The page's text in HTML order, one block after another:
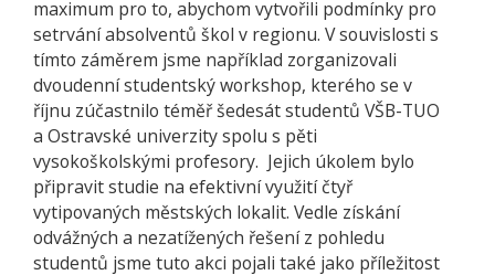
maximum pro to, abychom vytvořili podmínky pro
setrvání absolventů škol v regionu. V souvislosti s
tímto záměrem jsme například zorganizovali
dvoudenní studentský workshop, kterého se v
říjnu zúčastnilo téměř šedesát studentů VŠB-TUO
a Ostravské univerzity spolu s pěti
vysokoškolskými profesory. Jejich úkolem bylo
připravit studie na efektivní využití čtyř
vytipovaných městských lokalit. Vedle získání
odvážných a nezatížených řešení z pohledu
studentů jsme tuto akci pojali také jako příležitost